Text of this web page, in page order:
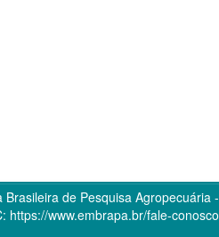
Brasileira de Pesquisa Agropecuária -
https://www.embrapa.br/fale-conosco